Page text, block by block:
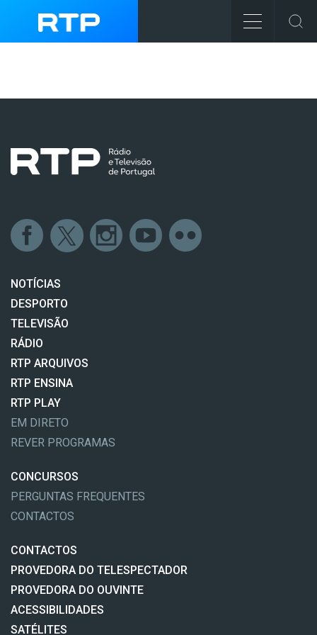
NOTÍCIAS
DESPORTO
TELEVISÃO
RÁDIO
RTP ARQUIVOS
RTP ENSINA
RTP PLAY
EM DIRETO
REVER PROGRAMAS
CONCURSOS
PERGUNTAS FREQUENTES
CONTACTOS
CONTACTOS
PROVEDORA DO TELESPECTADOR
PROVEDORA DO OUVINTE
ACESSIBILIDADES
SATÉLITES